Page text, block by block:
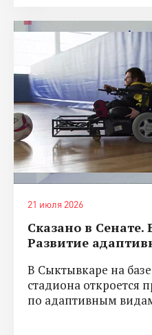
21 июля 2026
Сказано в Сенате.
Развитие
В Сыктывкаре на
стадиона откроется
по адаптивным